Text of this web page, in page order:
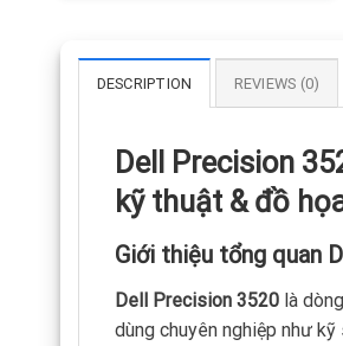
DESCRIPTION REVIEWS (0)
Dell Precision
kỹ thuật & đồ
Giới thiệu tổng quan
Dell Precision 3520là
dùng chuyên nghiệp như